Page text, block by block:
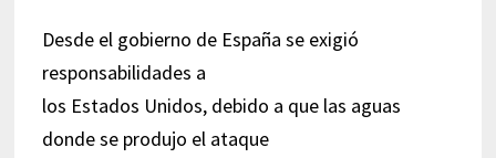
Desde el gobierno de España se exigió
responsabilidades a
los Estados Unidos, debido a que las aguas
donde se produjo el ataque